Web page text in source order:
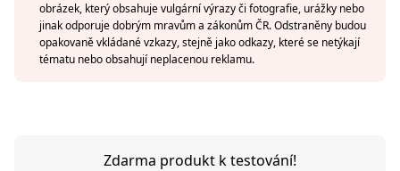
obrázek, který obsahuje vulgární výrazy či fotografie, urážky nebo
jinak odporuje dobrým mravům a zákonům ČR. Odstraněny budou
opakovaně vkládané vzkazy, stejně jako odkazy, které se netýkají
tématu nebo obsahují neplacenou reklamu.
Zdarma produkt k testování!